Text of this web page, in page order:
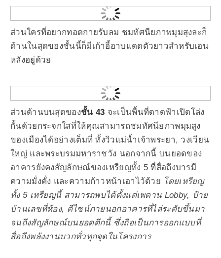
ส่วนใครที่อยากทอดกายรับลม ชมทัศนียภาพมุมสุงละก็
ด้านในสุดของชั้นนี้ก็มีเก้าอี้อาบแดดตัวยาวสำหรับเอน
หลังอยู่ด้วย
ส่วนด้านบนสุดของชั้น 43 จะเป็นพื้นที่ดาดฟ้าเปิดโล่ง
กั้นด้วยกระจกใสที่ให้คุณสามารถชมทัศนียภาพมุมสูง
ของเมืองได้อย่างเต็มที่ ทั้งวิวแม่น้ำเจ้าพระยา, วงเวียน
ใหญ่ และพระบรมมหาราชวัง นอกจากนี้ บนยอดของ
อาคารยังคงสัญลักษณ์ของเหรียญทั้ง 5 ที่สื่อถึงบารมี
ความมั่งคั่ง และความก้าวหน้าเอาไว้ด้วย โดยเหรียญ
ทั้ง5 เหรียญนี้ สามารถพบได้ตั้งแต่เพดาน Lobby, ป้าย
บ้านเลขที่ห้อง, ดีไซน์ภายนอกอาคารที่ไล่ระดับขึ้นมา
จนถึงสัญลักษณ์บนยอดตึกนี้ ซึ่งถือเป็นการออกแบบที่
สื่อถึงพลังงานบวกทั่วทุกจุดในโครงการ